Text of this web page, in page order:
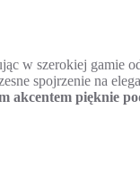
w szerokiej gamie
spojrzenie na
akcentem pięknie